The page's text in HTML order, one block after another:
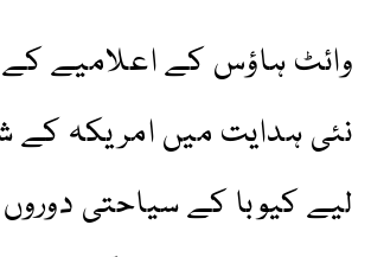
وائٹ ہاؤس کے اعلامیے
نئی ہدایت میں امریکہ کے
لیے کیوبا کے سیاحتی دوروں